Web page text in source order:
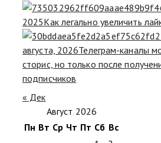
2025Как легально увеличить
августа, 2026Телеграм-каналы
сторис, но только после
подписчиков
« Дек
Август 2026
Пн Вт Ср Чт Пт Сб Вс